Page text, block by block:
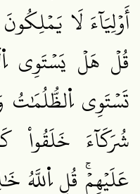
أَوۡلِيَآءَ لَا
قُلۡ هَلۡ يَسۡتَوِي
تَسۡتَوِي اِ۬لظُّلُمَٰتُ
شُرَكَآءَ خَلَقُواْ
عَلَيۡهِمۡۚ قُلِ اِ۬للَّهُ